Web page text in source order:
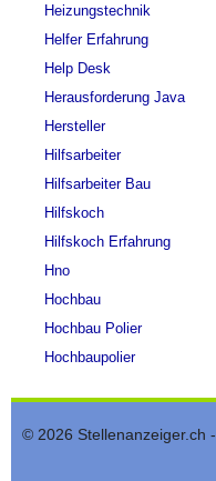
Heizungstechnik
Helfer Erfahrung
Help Desk
Herausforderung Java
Hersteller
Hilfsarbeiter
Hilfsarbeiter Bau
Hilfskoch
Hilfskoch Erfahrung
Hno
Hochbau
Hochbau Polier
Hochbaupolier
© 2026 Stellenanzeiger.ch -